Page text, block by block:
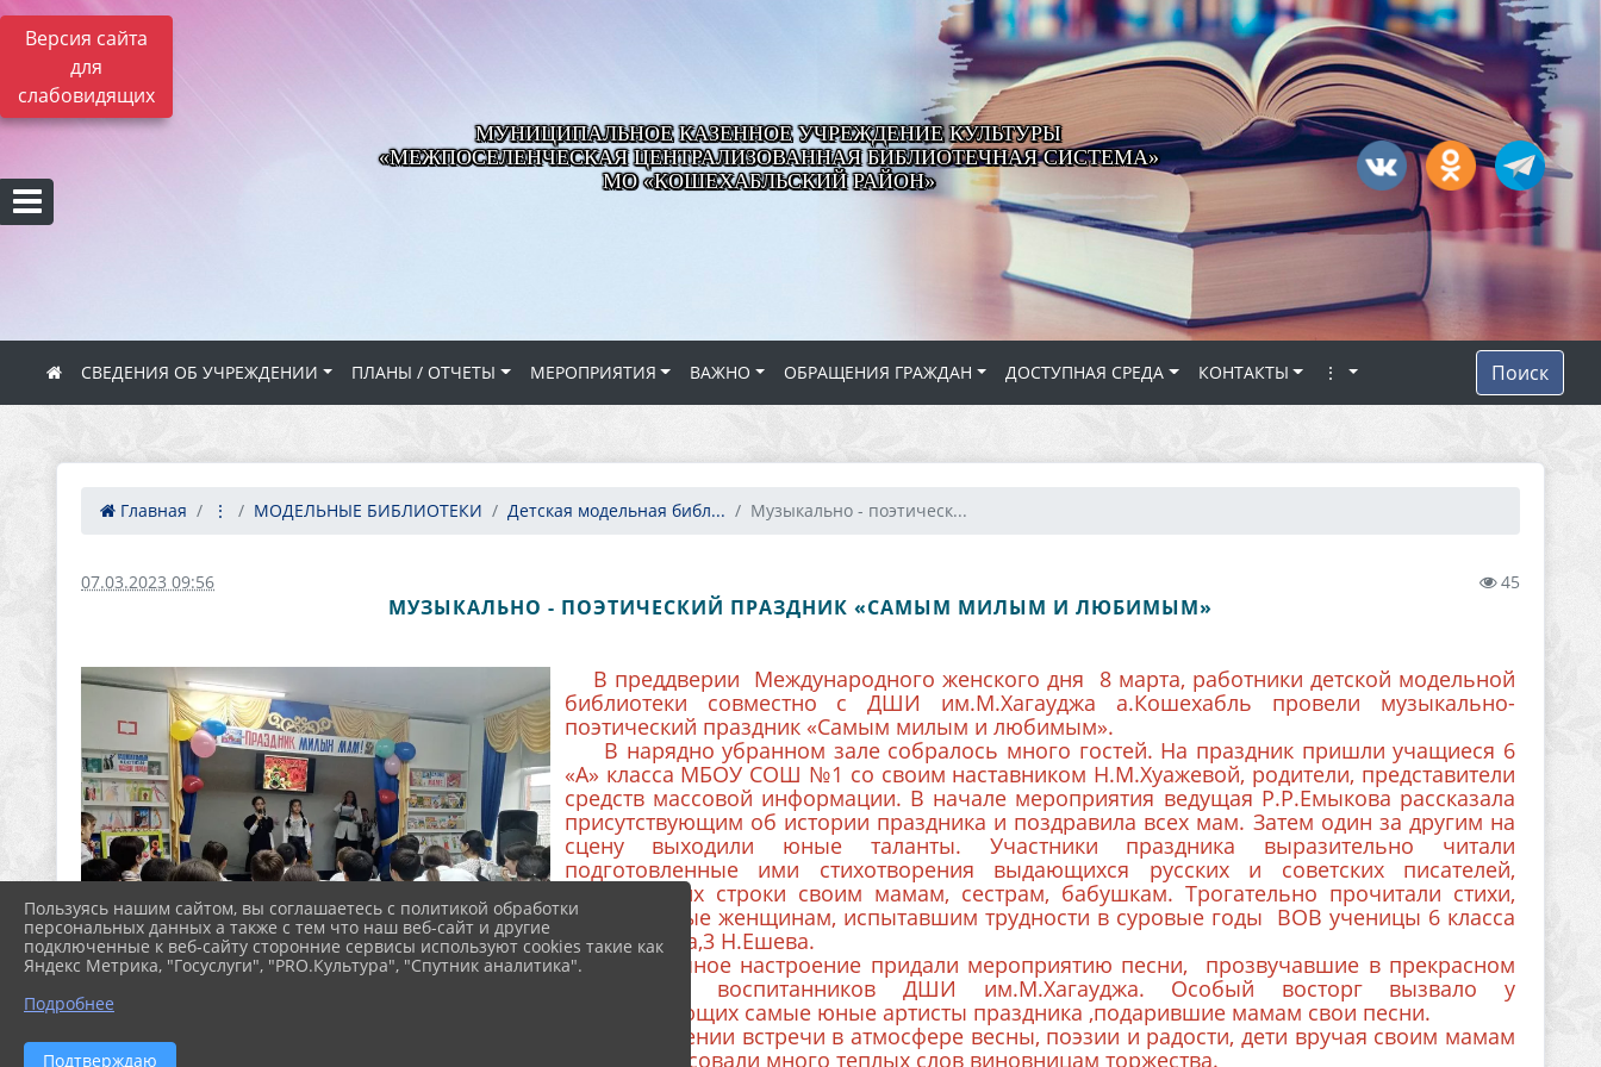
Версия сайта
для
слабовидящих
МУНИЦИПАЛЬНОЕ КАЗЕННОЕ УЧРЕЖДЕНИЕ КУЛЬТУРЫ
«МЕЖПОСЕЛЕНЧЕСКАЯ ЦЕНТРАЛИЗОВАННАЯ БИБЛИОТЕЧНАЯ СИСТЕМА»
МО «КОШЕХАБЛЬСКИЙ РАЙОН»
СВЕДЕНИЯ ОБ УЧРЕЖДЕНИИ ПЛАНЫ / ОТЧЕТЫ МЕРОПРИЯТИЯ ВАЖНО ОБРАЩЕНИЯ ГРАЖДАН ДОСТУПНАЯ СРЕДА КОНТАКТЫ ⋮ Поиск
Главная ⋮ МОДЕЛЬНЫЕ БИБЛИОТЕКИ Детская модельная библ... Музыкально - поэтическ...
07.03.2023 09:56 45
МУЗЫКАЛЬНО - ПОЭТИЧЕСКИЙ ПРАЗДНИК «САМЫМ МИЛЫМ И ЛЮБИМЫМ»
В преддверии Международного женского дня 8 марта, работники детской модельной
библиотеки совместно с ДШИ им.М.Хагауджа а.Кошехабль провели музыкально-
поэтический праздник «Самым милым и любимым».
В нарядно убранном зале собралось много гостей. На праздник пришли учащиеся 6
«А» класса МБОУ СОШ №1 со своим наставником Н.М.Хуажевой, родители, представители
средств массовой информации. В начале мероприятия ведущая Р.Р.Емыкова рассказала
присутствующим об истории праздника и поздравила всех мам. Затем один за другим на
сцену выходили юные таланты. Участники праздника выразительно читали
подготовленные ими стихотворения выдающихся русских и советских писателей,
посвящая их строки своим мамам, сестрам, бабушкам. Трогательно прочитали стихи,
посвященные женщинам, испытавшим трудности в суровые годы ВОВ ученицы 6 класса
Л.Аташукова,3 Н.Ешева.
Праздничное настроение придали мероприятию песни, прозвучавшие в прекрасном
исполнении воспитанников ДШИ им.М.Хагауджа. Особый восторг вызвало у
присутствующих самые юные артисты праздника ,подарившие мамам свои песни.
В завершении встречи в атмосфере весны, поэзии и радости, дети вручая своим мамам
цветы, адресовали много теплых слов виновницам торжества.
Пользуясь нашим сайтом, вы соглашаетесь с политикой обработки
персональных данных а также с тем что наш веб-сайт и другие
подключенные к веб-сайту сторонние сервисы используют cookies такие как
Яндекс Метрика, "Госуслуги", "PRO.Культура", "Спутник аналитика".
Подробнее
Подтверждаю